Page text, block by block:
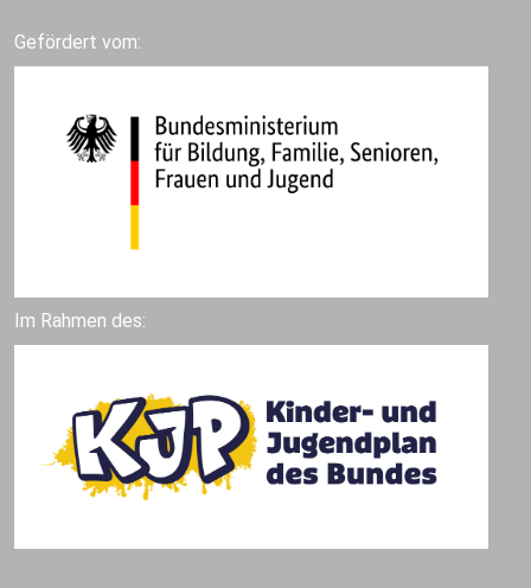
Gefördert vom:
Im Rahmen des: